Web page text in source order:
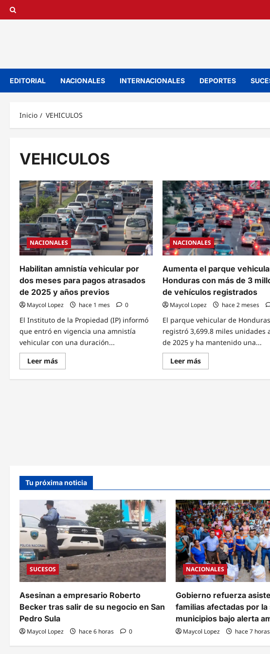
Saltar
EDITORIAL NACIONALES INTERNACIONALES DEPORTES
Inicio VEHICULOS
VEHICULOS
NACIONALES
Habilitan amnistía vehicular por
dos meses para pagos atrasados
de 2025 y años previos
Maycol Lopez hace 1 mes 0
El Instituto de la Propiedad (IP) informó
que entró en vigencia una amnistía
vehicular con una duración...
Leer másRead
more
Habilitan
NACIONALES
Aumenta el parque
Honduras con más de 3
de vehículos registrados
Maycol Lopez hace 2 meses
El parque vehicular de Honduras
registró 3,699.8 miles unidades
de 2025 y ha mantenido una...
Leer másRead
more
Aumenta
Tu próxima noticia
SUCESOS
Asesinan a empresario Roberto
Becker tras salir de su negocio en San
Pedro Sula
Maycol Lopez hace 6 horas 0
NACIONALES
Gobierno refuerza
familias afectadas por la
municipios bajo alerta
Maycol Lopez hace 7 horas